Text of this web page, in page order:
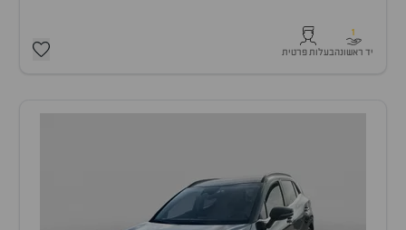
1
יד ראשונהבעלות פרטית